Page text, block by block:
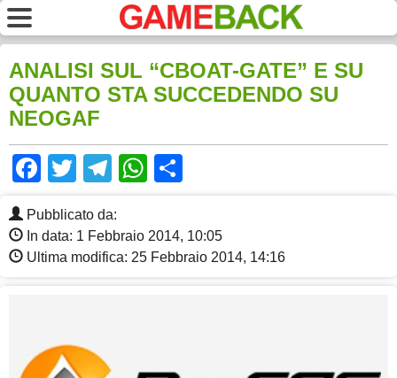
ANALISI SUL “CBOAT-GATE” E SU
QUANTO STA SUCCEDENDO SU
NEOGAF
Facebook
TwitterTelegram
WhatsApp
Pubblicato da:
In data: 1 Febbraio 2014, 10:05
Ultima modifica: 25 Febbraio 2014, 14:16